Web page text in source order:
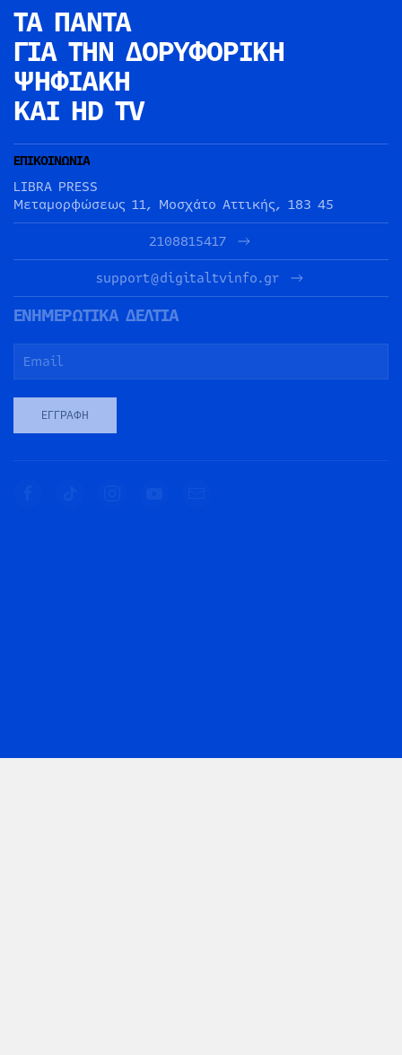
ΤΑ ΠΑΝΤΑ
ΓΙΑ ΤΗΝ ΔΟΡΥΦΟΡΙΚΗ
ΨΗΦΙΑΚΗ
ΚΑΙ HD TV
ΕΠΙΚΟΙΝΩΝΙΑ
LIBRA PRESS
Μεταμορφώσεως 11, Μοσχάτο Αττικής, 183 45
2108815417
support@digitaltvinfo.gr
ΕΝΗΜΕΡΩΤΙΚΑ ΔΕΛΤΙΑ
ΕΓΓΡΑΦΉ